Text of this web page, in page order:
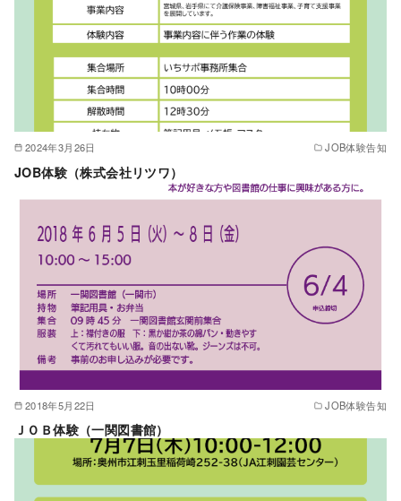
2024年3月26日 JOB体験告知
JOB体験（株式会社リツワ）
2018年5月22日 JOB体験告知
ＪＯＢ体験（一関図書館）